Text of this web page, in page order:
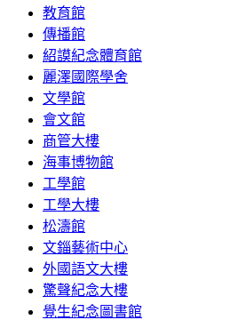
教育館
傳播館
紹謨紀念體育館
麗澤國際學舍
文學館
會文館
商管大樓
海事博物館
工學館
工學大樓
松濤館
文錙藝術中心
外國語文大樓
驚聲紀念大樓
覺生紀念圖書館